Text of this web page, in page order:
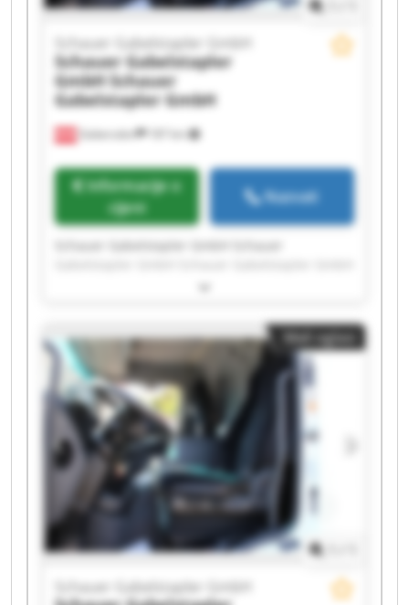
Gabersdorf 187 km
Schauer Gabelstapler GmbH
Schauer Gabelstapler
GmbH Schauer
Gabelstapler GmbH
Informacije o
cijeni
Nazvati
Schauer Gabelstapler GmbH Schauer
Schauer Gabelstapler GmbH Schauer
Schauer Gabelstapler GmbH Schauer
Gabelstapler GmbH Schauer Gabelstapler GmbH
Schauer Gabelstapler GmbH Schauer
Gabelstapler GmbH Schauer Gabelstapler GmbH
Schauer Gabelstapler GmbH Schauer
Gabelstapler GmbH Schauer Gabelstapler GmbH
Schauer Gabelstapler GmbH Schauer
Gabelstapler GmbH Schauer Gabelstapler GmbH
Schauer Gabelstapler GmbH Schauer
Gabelstapler GmbH
Mali oglasi
Schauer Gabelstapler GmbH